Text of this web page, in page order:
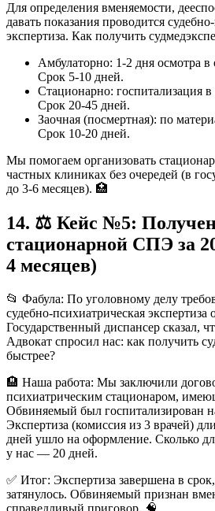
Для определения вменяемости,
давать показания проводится
экспертиза. Как получить
Амбулаторно: 1-2 дня осмотра в
Срок 5-10 дней.
Стационарно: госпитализация
Срок 20-45 дней.
Заочная (посмертная): по
Срок 10-20 дней.
Мы помогаем организовать
частных клиниках без очередей (в
до 3-6 месяцев). 🏥
14. ⚖️ Кейс №5:
стационарной СПЭ за
4 месяцев)
📂 Фабула: По уголовному делу
судебно-психиатрическая экспертиза
Государственный диспансер сказал,
Адвокат спросил нас: как получить
быстрее?
🏨 Наша работа: Мы заключили
психиатрическим стационаром,
Обвиняемый был госпитализирован
Экспертиза (комиссия из 3 врачей)
дней ушло на оформление. Сколько
у нас — 20 дней.
✅ Итог: Экспертиза завершена в
затянулось. Обвиняемый признан